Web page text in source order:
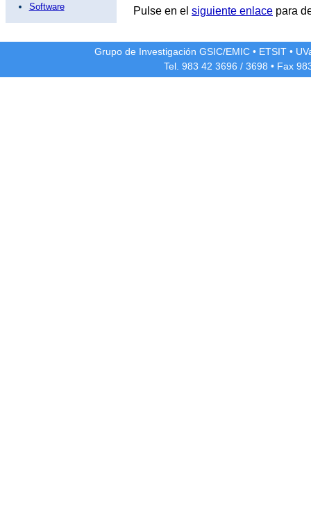
Software Pulse en el siguiente enlace para
Grupo de Investigación GSIC/EMIC • ETSIT •
Tel. 983 42 3696 / 3698 • Fax